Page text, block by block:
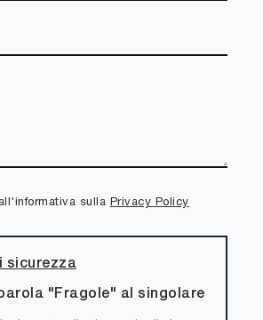
sulla Privacy Policy
sicurezza
"Fragole" al singolare